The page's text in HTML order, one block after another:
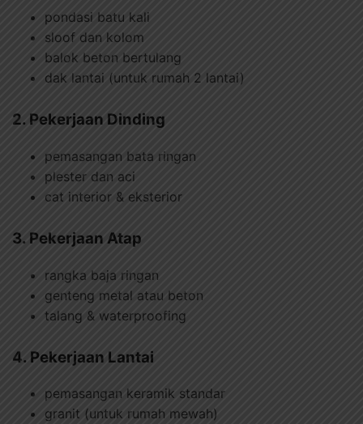
pondasi batu kali
sloof dan kolom
balok beton bertulang
dak lantai (untuk rumah 2 lantai)
2. Pekerjaan Dinding
pemasangan bata ringan
plester dan aci
cat interior & eksterior
3. Pekerjaan Atap
rangka baja ringan
genteng metal atau beton
talang & waterproofing
4. Pekerjaan Lantai
pemasangan keramik standar
granit (untuk rumah mewah)